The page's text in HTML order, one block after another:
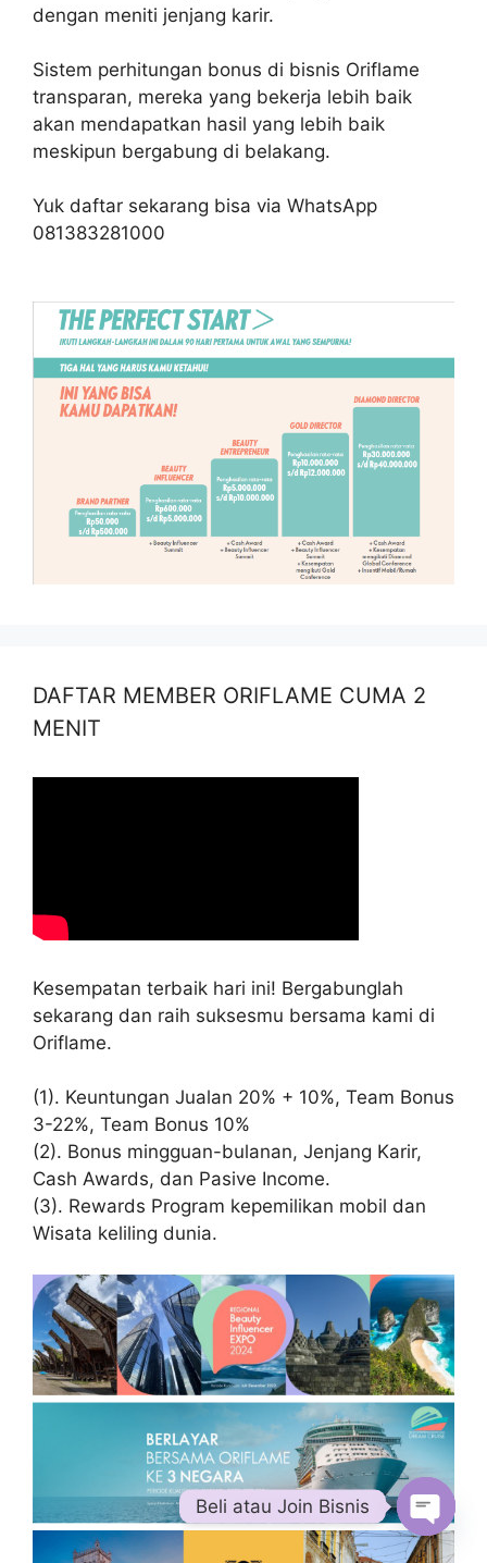
dengan meniti jenjang karir.
Sistem perhitungan bonus di bisnis Oriflame
transparan, mereka yang bekerja lebih baik
akan mendapatkan hasil yang lebih baik
meskipun bergabung di belakang.
Yuk daftar sekarang bisa via WhatsApp
081383281000
DAFTAR MEMBER ORIFLAME CUMA 2
MENIT
Kesempatan terbaik hari ini! Bergabunglah
sekarang dan raih suksesmu bersama kami di
Oriflame.
(1). Keuntungan Jualan 20% + 10%, Team Bonus
3-22%, Team Bonus 10%
(2). Bonus mingguan-bulanan, Jenjang Karir,
Cash Awards, dan Pasive Income.
(3). Rewards Program kepemilikan mobil dan
Wisata keliling dunia.
Beli atau Join Bisnis
Open